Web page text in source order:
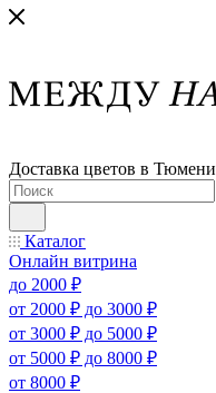
Доставка цветов в Тюмени
Каталог
Онлайн витрина
до 2000 ₽
от 2000 ₽ до 3000 ₽
от 3000 ₽ до 5000 ₽
от 5000 ₽ до 8000 ₽
от 8000 ₽